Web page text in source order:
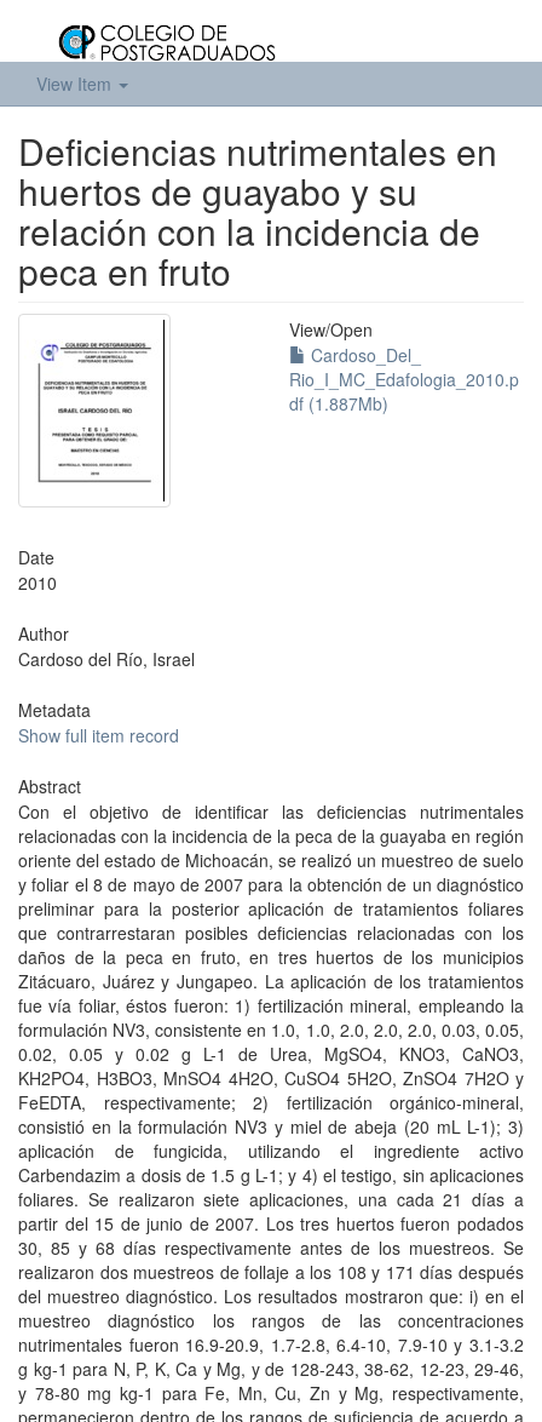
View Item
Deficiencias nutrimentales en
huertos de guayabo y su
relación con la incidencia de
peca en fruto
View/Open
Cardoso_Del_
Rio_I_MC_Edafologia_2010.p
df (1.887Mb)
Date
2010
Author
Cardoso del Río, Israel
Metadata
Show full item record
Abstract
Con el objetivo de identificar las deficiencias nutrimentales
relacionadas con la incidencia de la peca de la guayaba en región
oriente del estado de Michoacán, se realizó un muestreo de suelo
y foliar el 8 de mayo de 2007 para la obtención de un diagnóstico
preliminar para la posterior aplicación de tratamientos foliares
que contrarrestaran posibles deficiencias relacionadas con los
daños de la peca en fruto, en tres huertos de los municipios
Zitácuaro, Juárez y Jungapeo. La aplicación de los tratamientos
fue vía foliar, éstos fueron: 1) fertilización mineral, empleando la
formulación NV3, consistente en 1.0, 1.0, 2.0, 2.0, 2.0, 0.03, 0.05,
0.02, 0.05 y 0.02 g L-1 de Urea, MgSO4, KNO3, CaNO3,
KH2PO4, H3BO3, MnSO4 4H2O, CuSO4 5H2O, ZnSO4 7H2O y
FeEDTA, respectivamente; 2) fertilización orgánico-mineral,
consistió en la formulación NV3 y miel de abeja (20 mL L-1); 3)
aplicación de fungicida, utilizando el ingrediente activo
Carbendazim a dosis de 1.5 g L-1; y 4) el testigo, sin aplicaciones
foliares. Se realizaron siete aplicaciones, una cada 21 días a
partir del 15 de junio de 2007. Los tres huertos fueron podados
30, 85 y 68 días respectivamente antes de los muestreos. Se
realizaron dos muestreos de follaje a los 108 y 171 días después
del muestreo diagnóstico. Los resultados mostraron que: i) en el
muestreo diagnóstico los rangos de las concentraciones
nutrimentales fueron 16.9-20.9, 1.7-2.8, 6.4-10, 7.9-10 y 3.1-3.2
g kg-1 para N, P, K, Ca y Mg, y de 128-243, 38-62, 12-23, 29-46,
y 78-80 mg kg-1 para Fe, Mn, Cu, Zn y Mg, respectivamente,
permanecieron dentro de los rangos de suficiencia de acuerdo a